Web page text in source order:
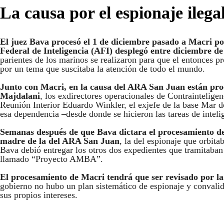
La causa por el espionaje
El juez Bava procesó el 1 de diciembre pasado a Macri
Federal de Inteligencia (AFI) desplegó entre diciembre
parientes de los marinos se realizaron para que el entonces
por un tema que suscitaba la atención de todo el mundo.
Junto con Macri, en la causa del ARA San Juan están
Majdalani, los exdirectores operacionales de
Reunión Interior Eduardo Winkler, el exjefe de la base Mar
esa dependencia –desde donde se hicieron las tareas de
Semanas después de que Bava dictara el procesamiento
madre de la del ARA San Juan, la del espionaje que
Bava debió entregar los otros dos expedientes que
llamado “Proyecto AMBA”.
El procesamiento de Macri tendrá que ser revisado por
gobierno no hubo un plan sistemático de espionaje y
sus propios intereses.